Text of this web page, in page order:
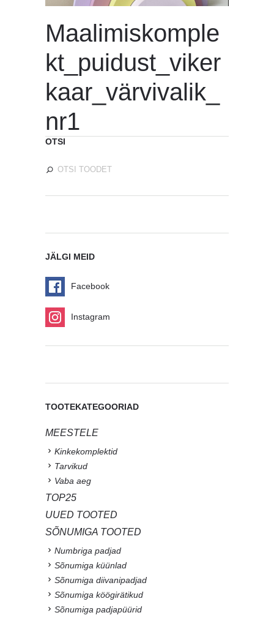
Maalimiskomple
kt_puidust_viker
kaar_värvivalik_
nr1
OTSI
JÄLGI MEID
Facebook
Instagram
TOOTEKATEGOORIAD
MEESTELE
Kinkekomplektid
Tarvikud
Vaba aeg
TOP25
UUED TOOTED
SÕNUMIGA TOOTED
Numbriga padjad
Sõnumiga küünlad
Sõnumiga diivanipadjad
Sõnumiga köögirätikud
Sõnumiga padjapüürid